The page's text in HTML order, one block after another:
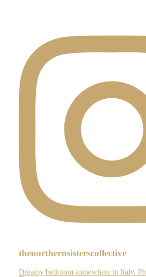
thenorthernsisterscollective
Dreamy bedroom somewhere in Italy.